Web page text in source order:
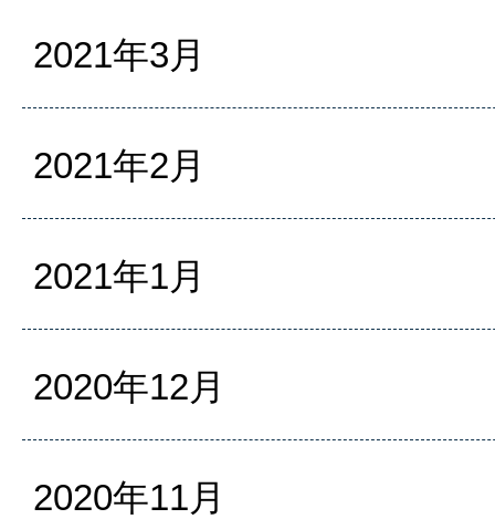
2021年3月
2021年2月
2021年1月
2020年12月
2020年11月